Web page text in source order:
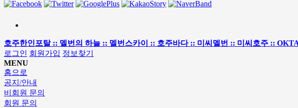
호주한인포탈 :: 멜번의 하늘 :: 멜번스카이 :: 호주바다 :: 미씨멜번 :: 미씨호주 ::
로그인 회원가입 정보찾기
MENU
홈으로
공지/안내
비회원 문의
회원 문의